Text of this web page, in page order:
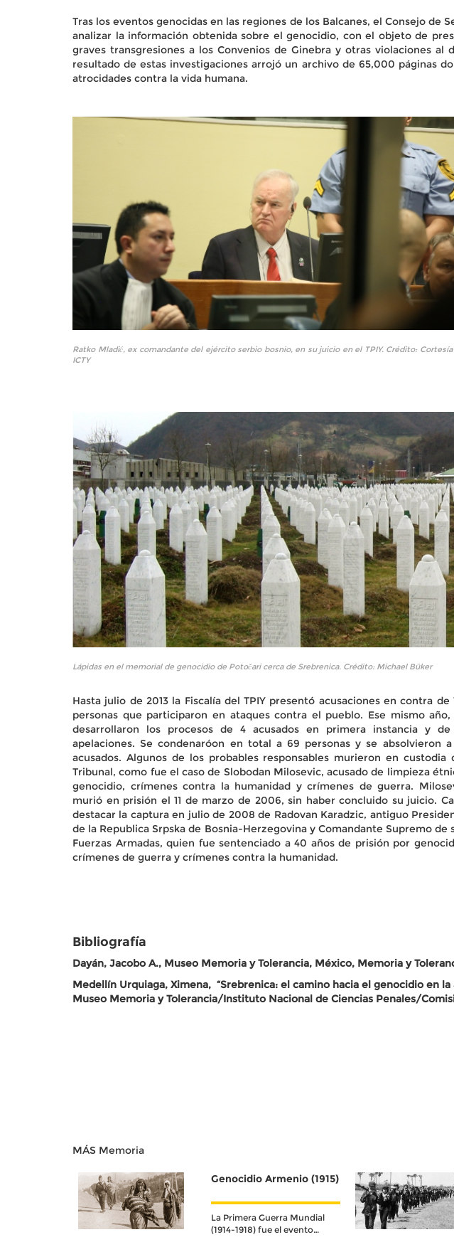
Tras los eventos genocidas en las regiones de los Balcanes, el Consejo
analizar la información obtenida sobre el genocidio, con el objeto de
graves transgresiones a los Convenios de Ginebra y otras violaciones
resultado de estas investigaciones arrojó un archivo de 65,000 páginas
atrocidades contra la vida humana.
Ratko Mladić, ex comandante del ejército serbio bosnio, en su juicio en el TPIY. Crédito:
ICTY
Lápidas en el memorial de genocidio de Potočari cerca de Srebrenica. Crédito: Michael Büker
Hasta julio de 2013 la Fiscalía del TPIY presentó acusaciones en contra de
personas que participaron en ataques contra el pueblo. Ese mismo año,
desarrollaron los procesos de 4 acusados en primera instancia y de
apelaciones. Se condenaróon en total a 69 personas y se absolvieron a
acusados. Algunos de los probables responsables murieron en custodia
Tribunal, como fue el caso de Slobodan Milosevic, acusado de limpieza
genocidio, crímenes contra la humanidad y crímenes de guerra.
murió en prisión el 11 de marzo de 2006, sin haber concluido su juicio.
destacar la captura en julio de 2008 de Radovan Karadzic, antiguo
de la Republica Srpska de Bosnia-Herzegovina y Comandante Supremo de
Fuerzas Armadas, quien fue sentenciado a 40 años de prisión por
crímenes de guerra y crímenes contra la humanidad.
Bibliografía
Dayán, Jacobo A., Museo Memoria y Tolerancia, México, Memoria y
Medellín Urquiaga, Ximena, “Srebrenica: el camino hacia el genocidio en
Museo Memoria y Tolerancia/Instituto Nacional de Ciencias Penales/
MÁS Memoria
Genocidio Armenio (1915)
La Primera Guerra Mundial
(1914-1918) fue el evento